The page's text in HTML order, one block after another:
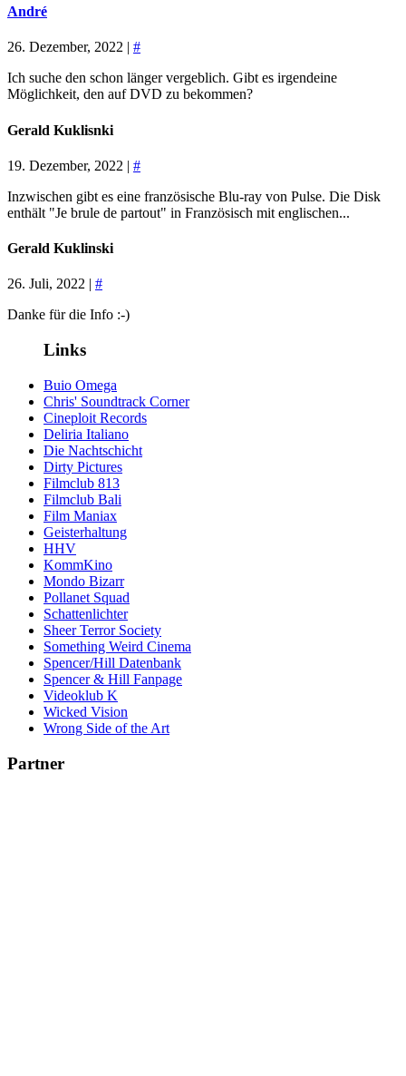
André
26. Dezember, 2022 | #
Ich suche den schon länger vergeblich. Gibt es irgendeine
Möglichkeit, den auf DVD zu bekommen?
Gerald Kuklisnki
19. Dezember, 2022 | #
Inzwischen gibt es eine französische Blu-ray von Pulse. Die Disk
enthält "Je brule de partout" in Französisch mit englischen...
Gerald Kuklinski
26. Juli, 2022 | #
Danke für die Info :-)
Links
Buio Omega
Chris' Soundtrack Corner
Cineploit Records
Deliria Italiano
Die Nachtschicht
Dirty Pictures
Filmclub 813
Filmclub Bali
Film Maniax
Geisterhaltung
HHV
KommKino
Mondo Bizarr
Pollanet Squad
Schattenlichter
Sheer Terror Society
Something Weird Cinema
Spencer/Hill Datenbank
Spencer & Hill Fanpage
Videoklub K
Wicked Vision
Wrong Side of the Art
Partner